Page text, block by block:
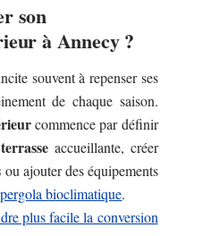
son
à Annecy ?
souvent à repenser ses
de chaque saison.
commence par définir
terrasseaccueillante, créer
ou ajouter des équipements
bioclimatique.
plus facile la conversion